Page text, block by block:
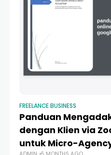
FREELANCE BUSINESS
Panduan
dengan Klien via
untuk Micro-